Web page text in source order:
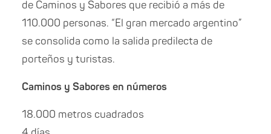
de Caminos y Sabores que recibió a más de
110.000 personas. “El gran mercado argentino”
se consolida como la salida predilecta de
porteños y turistas.
Caminos y Sabores en números
18.000 metros cuadrados